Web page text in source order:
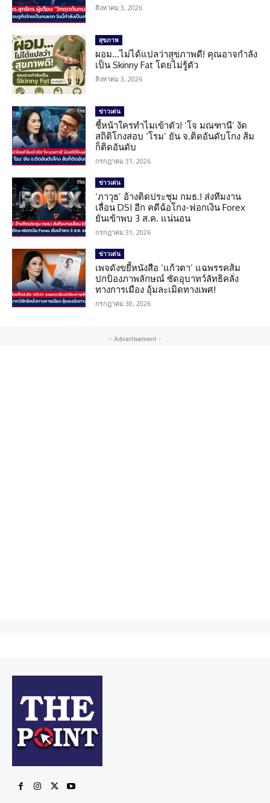
สิงหาคม 3, 2026
สุขภาพ
ผอม…ไม่ได้แปลว่าสุขภาพดี! คุณอาจกำลัง
เป็น Skinny Fat โดยไม่รู้ตัว
สิงหาคม 3, 2026
ข่าวเด่น
ชี้หน้าใครทำไมเข้าตัว! ‘โจ มณฑานี’ งัด
สถิติโกงสอบ ‘โรม’ ยัน จ.ติดอันดับโกง ส้ม
ก็ติดอันดับ
กรกฎาคม 31, 2026
ข่าวเด่น
‘ภาวุธ’ อ้างติดประชุม กมธ.! ส่งทีมงาน
เลื่อน DSI อีก คดีฉ้อโกง-ฟอกเงิน Forex
ยันเข้าพบ 3 ส.ค. แน่นอน
กรกฎาคม 31, 2026
ข่าวเด่น
เพจดังขยี้หนังสือ ‘แก้วตา’ แฉพรรคส้ม
ปกป้องภาพลักษณ์ ซัดอุบาทว์ลัทธิคลั่ง
ทางการเมือง อุ้มละเมิดทางเพศ!
กรกฎาคม 30, 2026
- Advertisement -